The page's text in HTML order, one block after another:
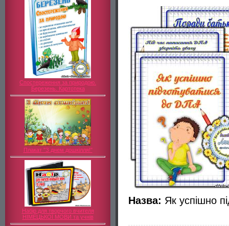
Спостереження за природою.
Березень. Картотека
Плакат "З днем дошкілля!"
Набір для творчого вчителя
НІМЕЦЬКОЇ МОВИ та учнів
Назва: Як успішно